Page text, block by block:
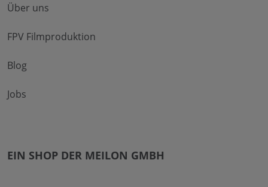
Über uns
FPV Filmproduktion
Blog
Jobs
EIN SHOP DER MEILON GMBH